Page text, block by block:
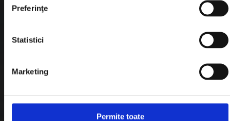
Preferinţe
Statistici
Marketing
Permite toate
Plata in Rate
Link-uri rapide